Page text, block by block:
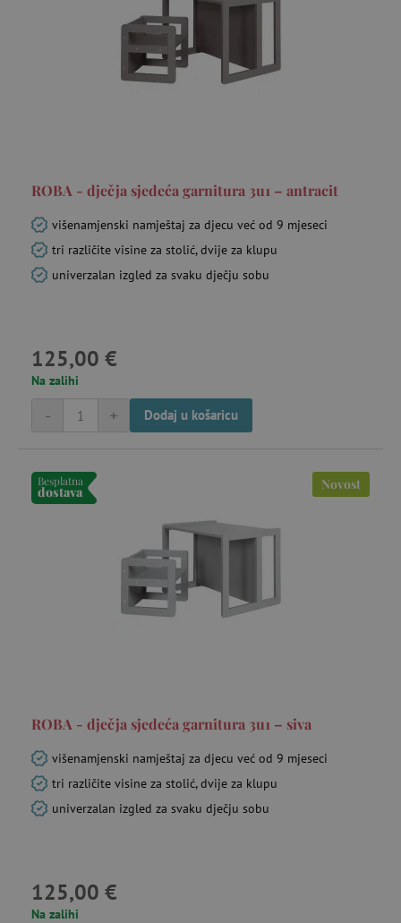
ROBA - dječja sjedeća garnitura 3u1 – antracit
višenamjenski namještaj za djecu već od 9 mjeseci
tri različite visine za stolić, dvije za klupu
univerzalan izgled za svaku dječju sobu
125,00 €
Na zalihi
+
- Dodaj u košaricu
Besplatna
dostava Novost
ROBA - dječja sjedeća garnitura 3u1 – siva
višenamjenski namještaj za djecu već od 9 mjeseci
tri različite visine za stolić, dvije za klupu
univerzalan izgled za svaku dječju sobu
125,00 €
Na zalihi